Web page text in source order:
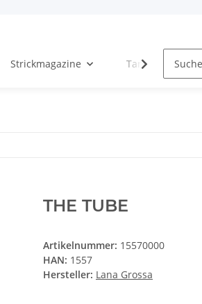
Strickmagazine Tanja Steinbach
THE TUBE
Artikelnummer: 15570000
HAN: 1557
Hersteller: Lana Grossa